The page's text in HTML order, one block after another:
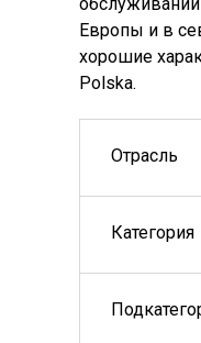
Европы и в
хорошие
Polska.
Отрасль
Категория